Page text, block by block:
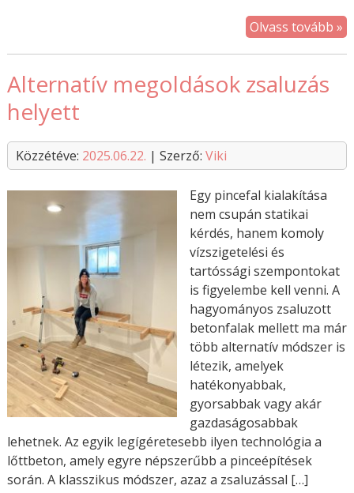
Olvass tovább »
Alternatív megoldások zsaluzás
helyett
Közzétéve: 2025.06.22. | Szerző: Viki
Egy pincefal kialakítása
nem csupán statikai
kérdés, hanem komoly
vízszigetelési és
tartóssági szempontokat
is figyelembe kell venni. A
hagyományos zsaluzott
betonfalak mellett ma már
több alternatív módszer is
létezik, amelyek
hatékonyabbak,
gyorsabbak vagy akár
gazdaságosabbak
lehetnek. Az egyik legígéretesebb ilyen technológia a
lőttbeton, amely egyre népszerűbb a pinceépítések
során. A klasszikus módszer, azaz a zsaluzással […]